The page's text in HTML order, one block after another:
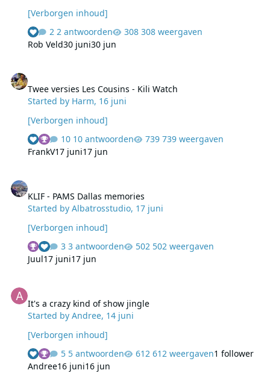
[Verborgen inhoud]
2 antwoorden
308 weergaven
Rob Veld30 juni30 jun
Twee versies Les Cousins - Kili Watch
Started by Harm, 16 juni
[Verborgen inhoud]
10 antwoorden
739 weergaven
FrankV17 juni17 jun
KLIF - PAMS Dallas memories
Started byAlbatrosstudio, 17 juni
[Verborgen inhoud]
3 antwoorden
502 weergaven
Juul17 juni17 jun
It's a crazy kind of show jingle
Started byAndree, 14 juni
[Verborgen inhoud]
5 antwoorden
612 weergaven1 follower
Andree16 juni16 jun